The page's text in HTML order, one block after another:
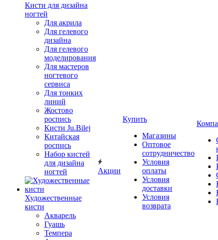
Кисти для дизайна
ногтей
Для акрила
Для гелевого
дизайна
Для гелевого
моделирования
Для мастеров
ногтевого
сервиса
Для тонких
линий
Жостово
роспись
Кисти Ju.Bilej
Китайская
роспись
Набор кистей
для дизайна
ногтей
Художественные
кисти
Акварель
Гуашь
Темпера
Акции
Купить
Магазины
Оптовое
сотрудничество
Условия
оплаты
Условия
доставки
Условия
возврата